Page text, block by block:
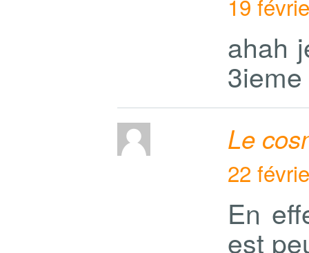
19
ahah
Le
22
En
est